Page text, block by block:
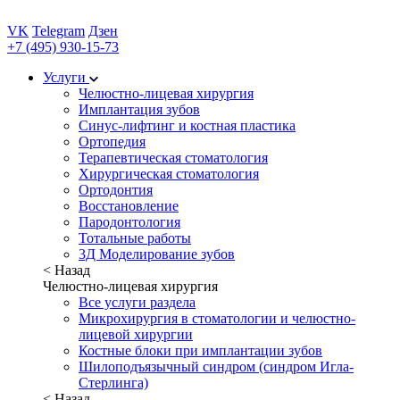
VK Telegram Дзен
+7 (495) 930-15-73
Услуги
Челюстно-лицевая хирургия
Имплантация зубов
Синус-лифтинг и костная пластика
Ортопедия
Терапевтическая стоматология
Хирургическая стоматология
Ортодонтия
Восстановление
Пародонтология
Тотальные работы
3Д Моделирование зубов
< Назад
Челюстно-лицевая хирургия
Все услуги раздела
Микрохирургия в стоматологии и челюстно-
лицевой хирургии
Костные блоки при имплантации зубов
Шилоподъязычный синдром (синдром Игла-
Стерлинга)